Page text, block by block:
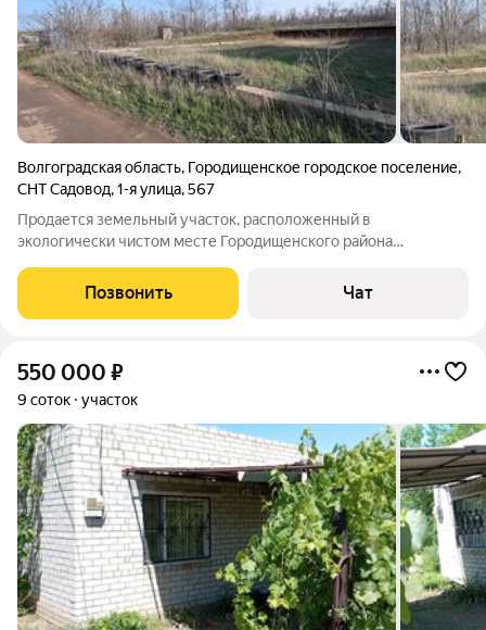
Волгоградская область, Городищенское городское поселение,
СНТ Садовод,1-я улица,567
Продается земельный участок, расположенный в
экологически чистом месте Городищенского района
564 Площадь участка: 6 соток,межевание проведено. Первая
линия,спокойное мecто, рядом с
Позвонить Чат
550 000 ₽
9 соток участок